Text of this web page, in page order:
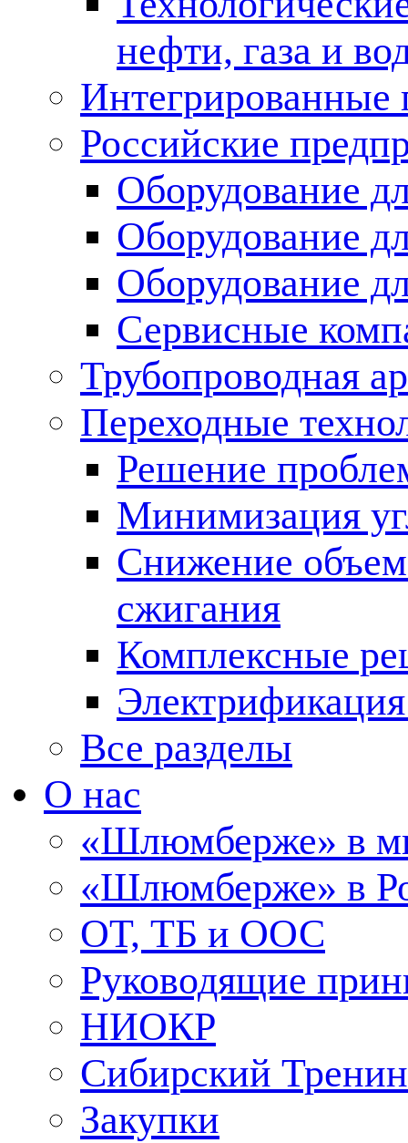
нефти, газа и
Российские
Оборудование
Оборудование
Оборудование
Сервисные
Трубопроводная
Переходные
Решение
Минимизация
Снижение
сжигания
Комплексные
Все разделы
О нас
«Шлюмберже» в
«Шлюмберже» в
ОТ, ТБ и ООС
Руководящие
НИОКР
Сибирский
Закупки